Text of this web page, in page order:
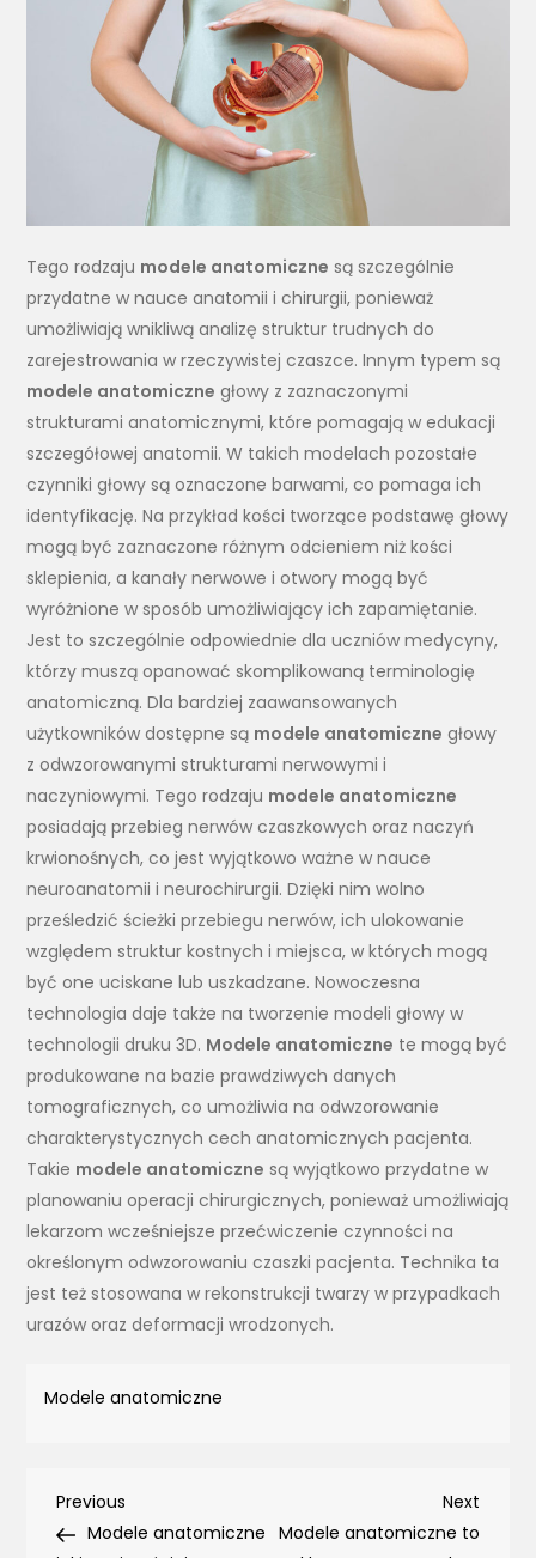
Tego rodzaju modele anatomiczne są szczególnie
przydatne w nauce anatomii i chirurgii, ponieważ
umożliwiają wnikliwą analizę struktur trudnych do
zarejestrowania w rzeczywistej czaszce. Innym typem są
modele anatomiczne głowy z zaznaczonymi
strukturami anatomicznymi, które pomagają w edukacji
szczegółowej anatomii. W takich modelach pozostałe
czynniki głowy są oznaczone barwami, co pomaga ich
identyfikację. Na przykład kości tworzące podstawę głowy
mogą być zaznaczone różnym odcieniem niż kości
sklepienia, a kanały nerwowe i otwory mogą być
wyróżnione w sposób umożliwiający ich zapamiętanie.
Jest to szczególnie odpowiednie dla uczniów medycyny,
którzy muszą opanować skomplikowaną terminologię
anatomiczną. Dla bardziej zaawansowanych
użytkowników dostępne są modele anatomiczne głowy
z odwzorowanymi strukturami nerwowymi i
naczyniowymi. Tego rodzaju modele anatomiczne
posiadają przebieg nerwów czaszkowych oraz naczyń
krwionośnych, co jest wyjątkowo ważne w nauce
neuroanatomii i neurochirurgii. Dzięki nim wolno
prześledzić ścieżki przebiegu nerwów, ich ulokowanie
względem struktur kostnych i miejsca, w których mogą
być one uciskane lub uszkadzane. Nowoczesna
technologia daje także na tworzenie modeli głowy w
technologii druku 3D. Modele anatomiczne te mogą być
produkowane na bazie prawdziwych danych
tomograficznych, co umożliwia na odwzorowanie
charakterystycznych cech anatomicznych pacjenta.
Takie modele anatomiczne są wyjątkowo przydatne w
planowaniu operacji chirurgicznych, ponieważ umożliwiają
lekarzom wcześniejsze przećwiczenie czynności na
określonym odwzorowaniu czaszki pacjenta. Technika ta
jest też stosowana w rekonstrukcji twarzy w przypadkach
urazów oraz deformacji wrodzonych.
Modele anatomiczne
Nawigacja
Previous
Post
Previous
Modele anatomiczne
Next
Post
Next
Modele anatomiczne to